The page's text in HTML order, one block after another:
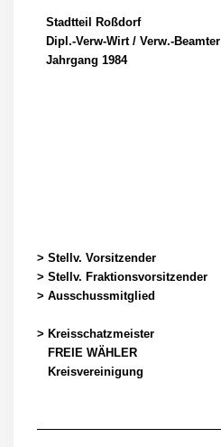
Stadtteil Roßdorf
Dipl.-Verw-Wirt / Verw.-Beamter
Jahrgang 1984
> Stellv. Vorsitzender
> Stellv. Fraktionsvorsitzender
> Ausschussmitglied
> Kreisschatzmeister
FREIE WÄHLER
Kreisvereinigung